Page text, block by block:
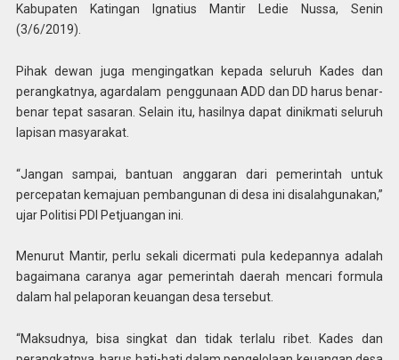
Kabupaten Katingan Ignatius Mantir Ledie Nussa, Senin
(3/6/2019).
Pihak dewan juga mengingatkan kepada seluruh Kades dan
perangkatnya, agardalam penggunaan ADD dan DD harus benar-
benar tepat sasaran. Selain itu, hasilnya dapat dinikmati seluruh
lapisan masyarakat.
“Jangan sampai, bantuan anggaran dari pemerintah untuk
percepatan kemajuan pembangunan di desa ini disalahgunakan,”
ujar Politisi PDI Petjuangan ini.
Menurut Mantir, perlu sekali dicermati pula kedepannya adalah
bagaimana caranya agar pemerintah daerah mencari formula
dalam hal pelaporan keuangan desa tersebut.
“Maksudnya, bisa singkat dan tidak terlalu ribet. Kades dan